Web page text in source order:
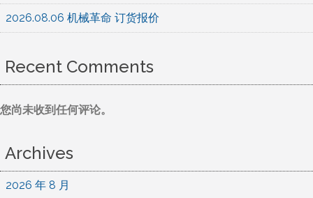
2026.08.06 机械革命 订货报价
Recent Comments
您尚未收到任何评论。
Archives
2026 年 8 月